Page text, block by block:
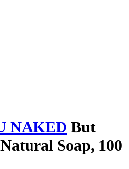
NAKED But
Soap, 100